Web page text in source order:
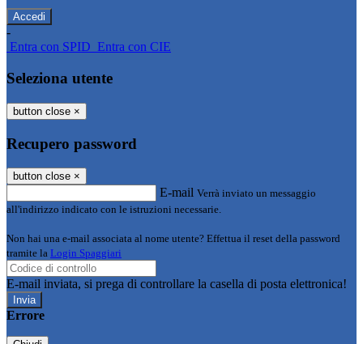
-
Entra con SPID Entra con CIE
Seleziona utente
button close ×
Recupero password
button close ×
E-mail Verrà inviato un messaggio
all'indirizzo indicato con le istruzioni necessarie.
Non hai una e-mail associata al nome utente? Effettua il reset della password
tramite la Login Spaggiari
E-mail inviata, si prega di controllare la casella di posta elettronica!
Errore